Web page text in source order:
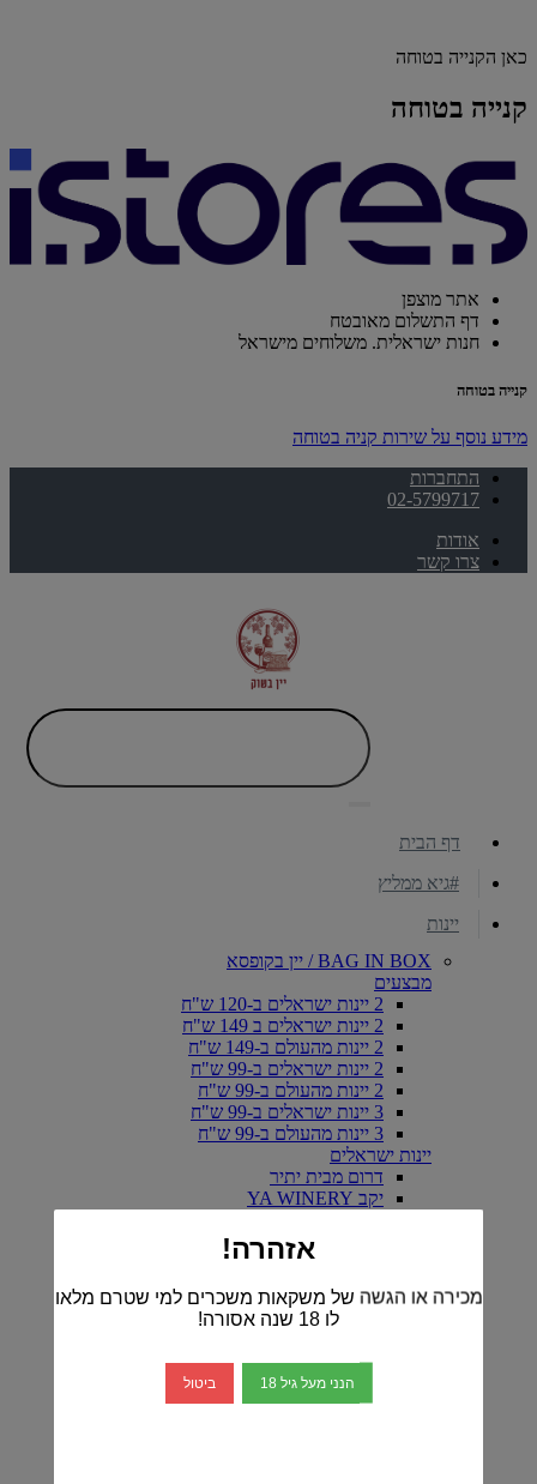
כאן הקנייה בטוחה
קנייה בטוחה
אתר מוצפן
דף התשלום מאובטח
חנות ישראלית. משלוחים מישראל
קנייה בטוחה
מידע נוסף על שירות קניה בטוחה
התחברות
02-5799717
אודות
צרו קשר
דף הבית
#גיא ממליץ
יינות
BAG IN BOX / יין בקופסא
מבצעים
2 יינות ישראלים ב-120 ש"ח
2 יינות ישראלים ב 149 ש"ח
2 יינות מהעולם ב-149 ש"ח
2 יינות ישראלים ב-99 ש"ח
2 יינות מהעולם ב-99 ש"ח
3 יינות ישראלים ב-99 ש"ח
3 יינות מהעולם ב-99 ש"ח
יינות ישראלים
דרום מבית יתיר
יקב YA WINERY
יקב ארטיזנל
יקב ויתקין
כרם ברק
יין אדום-ישראלי
יין לבן -ישראלי
יקב דלתון
אזהרה!
מכירה או הגשה של משקאות משכרים למי שטרם מלאו
לו 18 שנה אסורה!
הנני מעל גיל 18 ביטול